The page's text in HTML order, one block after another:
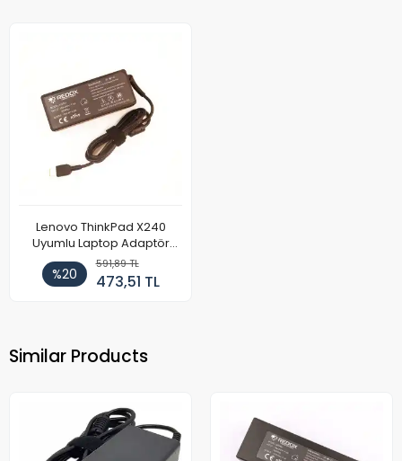
Lenovo ThinkPad X240
Uyumlu Laptop Adaptör
90W
%20
591,89 TL
473,51 TL
Similar Products